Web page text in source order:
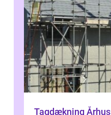
Tagdækning Århus sådan får du et